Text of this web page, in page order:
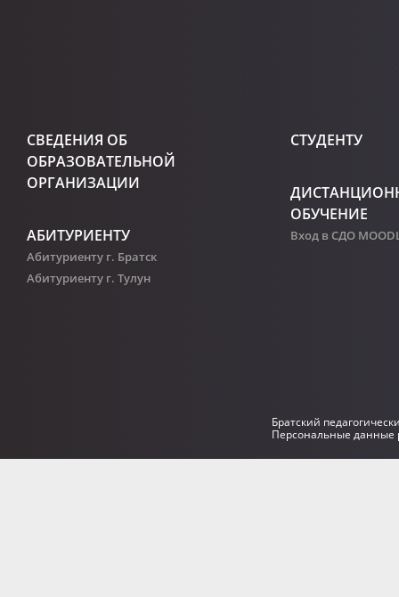
СВЕДЕНИЯ ОБ
ОБРАЗОВАТЕЛЬНОЙ
ОРГАНИЗАЦИИ
АБИТУРИЕНТУ
Абитуриенту г. Братск
Абитуриенту г. Тулун
СТУДЕНТУ
ОБУЧЕНИЕ
Вход в СДО
Братский
Персональные данные